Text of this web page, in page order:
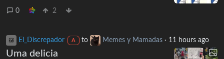
0 2
El_Discrepador A to Memes y Mamadas · 11 hours ago
Uma delicia